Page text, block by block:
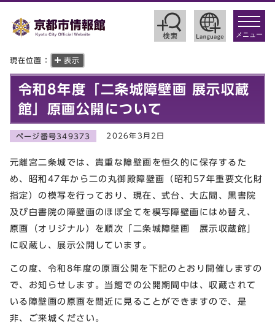
toggle
メニュー
現在位置： 表示
令和8年度「二条城障壁画 展示収蔵
館」原画公開について
ページ番号349373 2026年3月2日
元離宮二条城では、貴重な障壁画を恒久的に保存するた
め、昭和47年から二の丸御殿障壁画（昭和57年重要文化財
指定）の模写を行っており、現在、式台、大広間、黒書院
及び白書院の障壁画のほぼ全てを模写障壁画にはめ替え、
原画（オリジナル）を順次「二条城障壁画 展示収蔵館」
に収蔵し、展示公開しています。
この度、令和8年度の原画公開を下記のとおり開催しますの
で、お知らせします。当館での公開期間中は、収蔵されて
いる障壁画の原画を間近に見ることができますので、是
非、ご来城ください。